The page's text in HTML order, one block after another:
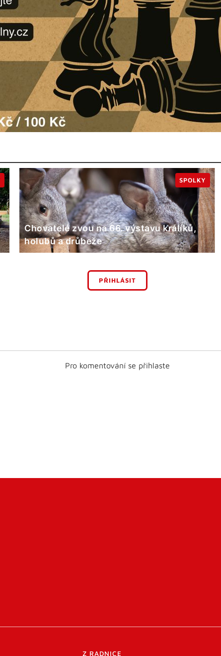
Chovatelé zvou na 66. výstavu králíků,
holubů a drůbeže
SPOLKY
PŘIHLÁSIT
Pro komentování se přihlaste
Z RADNICE